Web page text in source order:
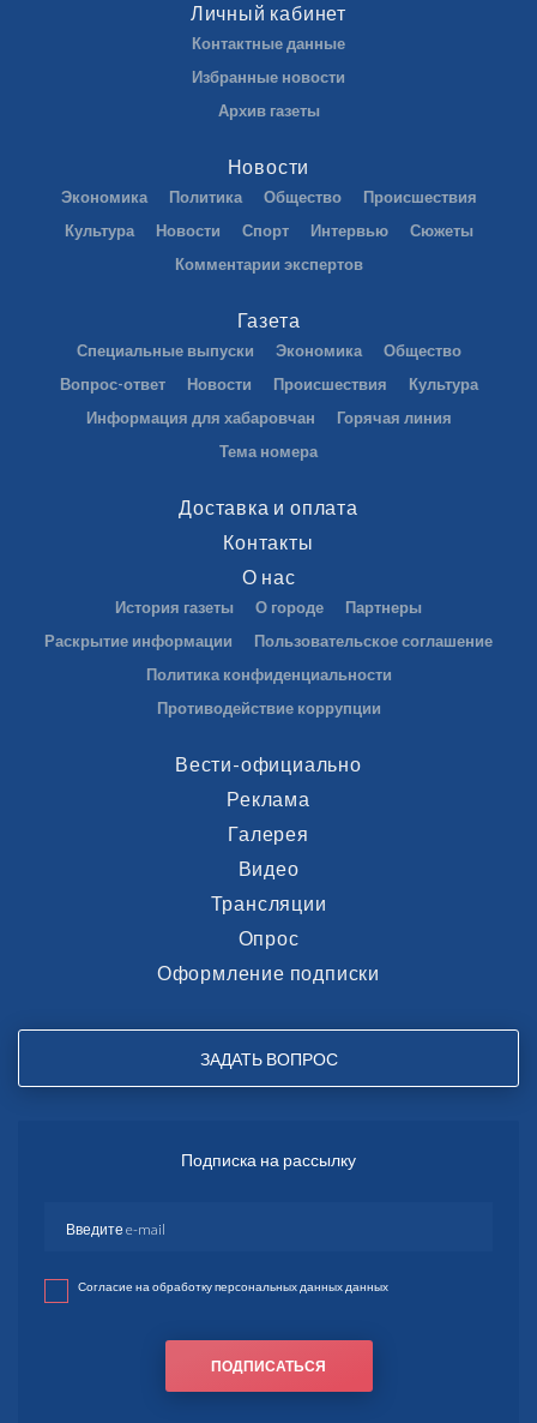
Личный кабинет
Контактные данные
Избранные новости
Архив газеты
Новости
Экономика Политика Общество
Происшествия
Культура
Новости Спорт Интервью
Сюжеты
Комментарии экспертов
Газета
Специальные выпуски Экономика
Общество
Вопрос-ответ
Новости Происшествия
Культура
Информация для хабаровчан
Горячая линия
Тема номера
Доставка и оплата
Контакты
О нас
История газеты О городе
Партнеры
Раскрытие информации
Пользовательское соглашение
Политика конфиденциальности
Противодействие коррупции
Вести-официально
Реклама
Галерея
Видео
Трансляции
Опрос
Оформление подписки
ЗАДАТЬ ВОПРОС
Подписка на рассылку
Согласие на обработку персональных данных данных
ПОДПИСАТЬСЯ